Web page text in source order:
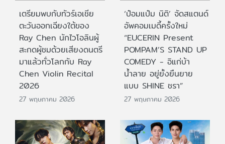
เตรียมพบกับทัวร์เอเชีย
ตะวันออกเฉียงใต้ของ
Ray Chen นักไวโอลินผู้
สะกดผู้ชมด้วยเสียงดนตรี
มาแล้วทั่วโลกกับ Ray
Chen Violin Recital
2026
27 พฤษภาคม 2026
‘ป๋อมแป๋ม นิติ’ จัดสแตนด์
อัพคอมเมดี้ครั้งใหม่
“EUCERIN Present
POMPAM’S STAND UP
COMEDY - อิแก่บ้า
น้ำลาย อยู่ยั้งยืนยาย
แบบ SHINE ชรา”
27 พฤษภาคม 2026